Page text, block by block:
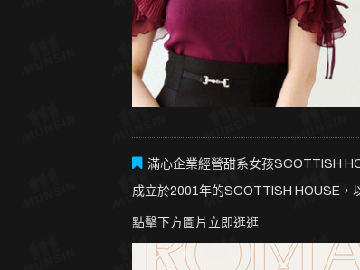
滿心企業經營甜系女孩SCOTTISH
成立於2001年的SCOTTISH HOUSE，
點擊下方圖片立即逛逛